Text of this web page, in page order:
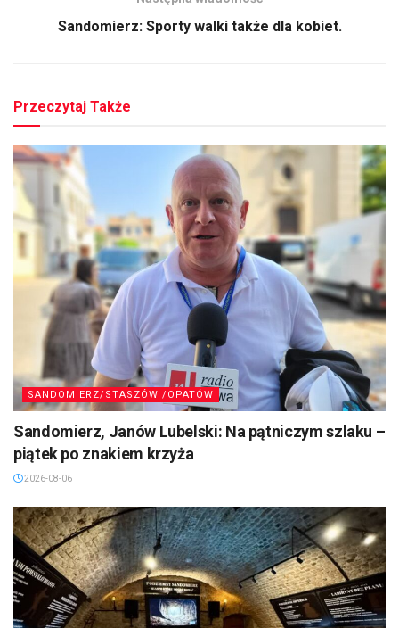
Sandomierz: Sporty walki także dla kobiet.
Przeczytaj Także
SANDOMIERZ/STASZÓW /OPATÓW
Sandomierz, Janów Lubelski: Na pątniczym szlaku –
piątek po znakiem krzyża
2026-08-06